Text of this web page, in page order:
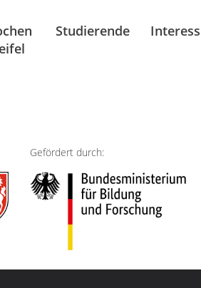
Studierende
Gefördert durch: